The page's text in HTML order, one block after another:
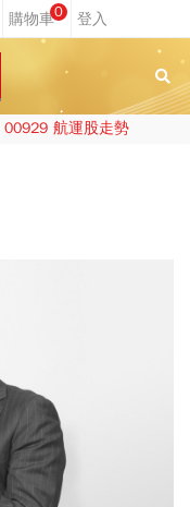
0
00929 航運股走勢